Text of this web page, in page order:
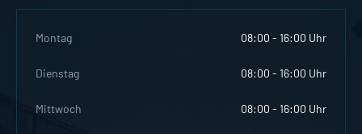
Montag 08:00 - 16:00 Uhr
Dienstag 08:00 - 16:00 Uhr
Mittwoch 08:00 - 16:00 Uhr